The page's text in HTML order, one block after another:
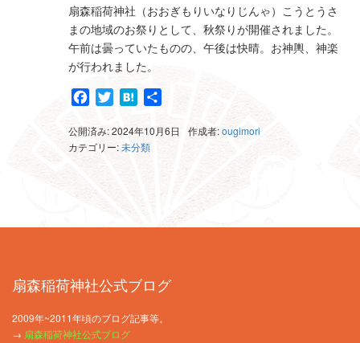
扇森稲荷神社（おおぎもりいなりじんゃ）こうとうさ
まの地域のお祭りとして、秋祭りが開催されました。
午前は曇っていたものの、午後は快晴。お神輿、神楽
が行われました。
FacebookTwitterHatena
公開済み: 2024年10月6日 作成者:ougimori
カテゴリー:未分類
扇森稲荷神社公式ブログ
2009年~2011年頃のブログ記事等。
→ 扇森稲荷神社公式ブログ